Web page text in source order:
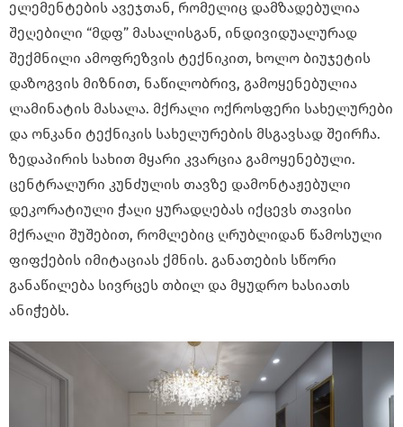
ელემენტების ავეჯთან, რომელიც დამზადებულია
შეღებილი “მდფ” მასალისგან, ინდივიდუალურად
შექმნილი ამოფრეზვის ტექნიკით, ხოლო ბიუჯეტის
დაზოგვის მიზნით, ნაწილობრივ, გამოყენებულია
ლამინატის მასალა. მქრალი ოქროსფერი სახელურები
და ონკანი ტექნიკის სახელურების მსგავსად შეირჩა.
ზედაპირის სახით მყარი კვარცია გამოყენებული.
ცენტრალური კუნძულის თავზე დამონტაჟებული
დეკორატიული ჭაღი ყურადღებას იქცევს თავისი
მქრალი შუშებით, რომლებიც ღრუბლიდან წამოსული
ფიფქების იმიტაციას ქმნის. განათების სწორი
განაწილება სივრცეს თბილ და მყუდრო ხასიათს
ანიჭებს.